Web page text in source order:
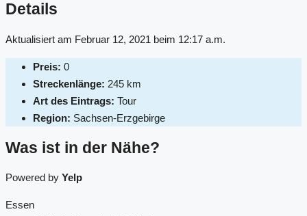
Details
Aktualisiert am Februar 12, 2021 beim 12:17 a.m.
Preis: 0
Streckenlänge: 245 km
Art des Eintrags: Tour
Region: Sachsen-Erzgebirge
Was ist in der Nähe?
Powered by Yelp
Essen